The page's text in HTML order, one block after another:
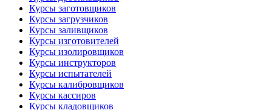
Курсы заготовщиков
Курсы загрузчиков
Курсы заливщиков
Курсы изготовителей
Курсы изолировщиков
Курсы инструкторов
Курсы испытателей
Курсы калибровщиков
Курсы кассиров
Курсы кладовщиков